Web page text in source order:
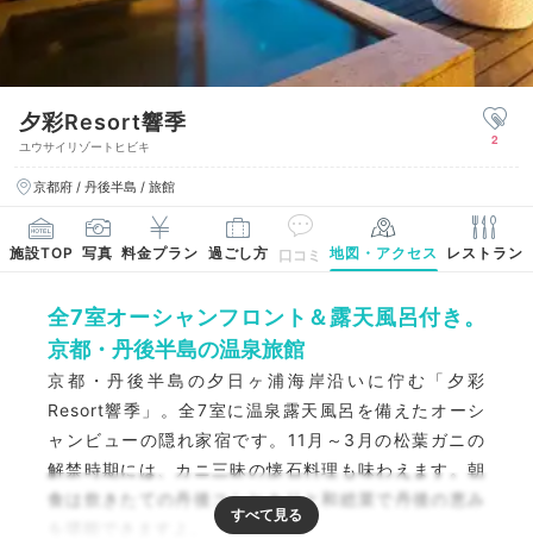
夕彩Resort響季
ユウサイリゾートヒビキ
京都府 / 丹後半島 / 旅館
2
施設TOP 写真 料金プラン 過ごし方 口コミ 地図・アクセス レストラン
全7室オーシャンフロント＆露天風呂付き。
京都・丹後半島の温泉旅館
京都・丹後半島の夕日ヶ浦海岸沿いに佇む「夕彩
Resort響季」。全7室に温泉露天風呂を備えたオーシ
ャンビューの隠れ家宿です。11月～3月の松葉ガニの
解禁時期には、カニ三昧の懐石料理も味わえます。朝
食は炊きたての丹後コシヒカリと和総菜で丹後の恵み